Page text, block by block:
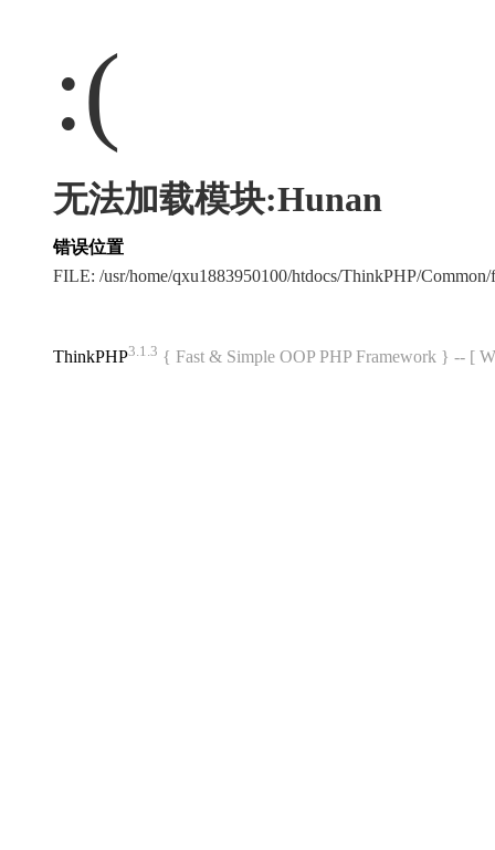
:(
无法加载模块:Hunan
错误位置
FILE: /usr/home/qxu1883950100/htdocs/ThinkPHP/
ThinkPHP3.1.3 { Fast & Simple OOP PHP Framework } -- [